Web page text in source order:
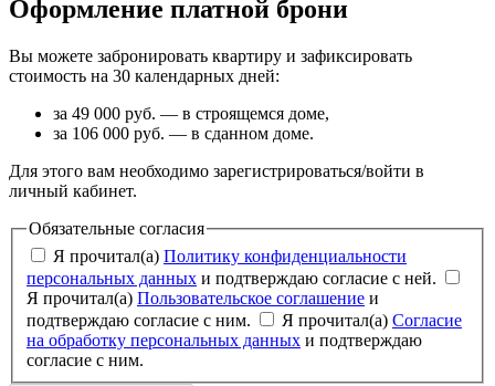
Оформление платной брони
Вы можете забронировать квартиру и зафиксировать
стоимость на 30 календарных дней:
за 49 000 руб. — в строящемся доме,
за 106 000 руб. — в сданном доме.
Для этого вам необходимо зарегистрироваться/войти в
личный кабинет.
Обязательные согласия
Я прочитал(а) Политику конфиденциальности
персональных данных и подтверждаю согласие с ней.
Я прочитал(а) Пользовательское соглашение
подтверждаю согласие с ним.
Я прочитал(а) Согласие
на обработку персональных данных
согласие с ним.